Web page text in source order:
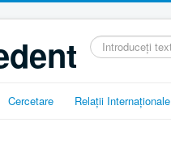
Căutare
...
Cercetare Relații Internaționale